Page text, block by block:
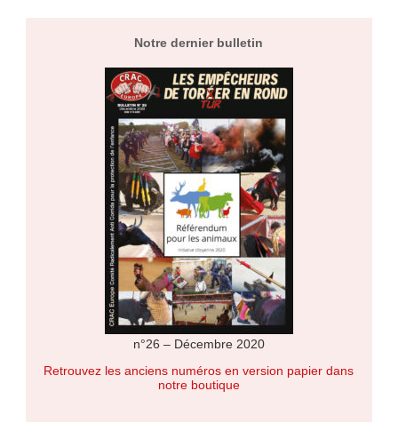
Notre dernier bulletin
n°26 – Décembre 2020
Retrouvez les anciens numéros en version papier dans
notre boutique